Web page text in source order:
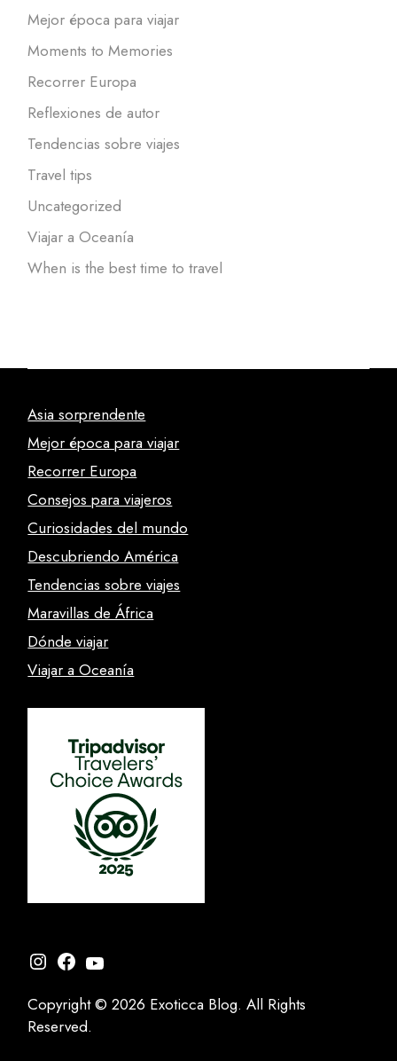
Mejor época para viajar
Moments to Memories
Recorrer Europa
Reflexiones de autor
Tendencias sobre viajes
Travel tips
Uncategorized
Viajar a Oceanía
When is the best time to travel
Asia sorprendente
Mejor época para viajar
Recorrer Europa
Consejos para viajeros
Curiosidades del mundo
Descubriendo América
Tendencias sobre viajes
Maravillas de África
Dónde viajar
Viajar a Oceanía
Instagram
Facebook
YouTube
Copyright © 2026 Exoticca Blog. All Rights
Reserved.